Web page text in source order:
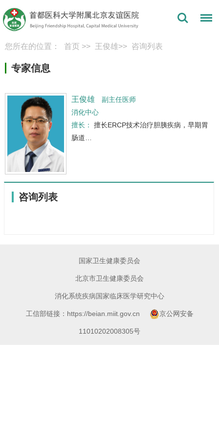
您所在的位置： 首页 >> 王俊雄>> 咨询列表
专家信息
王俊雄
副主任医师
消化中心
擅长：
擅长ERCP技术治疗胆胰疾病，早期胃
肠道…
咨询列表
国家卫生健康委员会
北京市卫生健康委员会
消化系统疾病国家临床医学研究中心
工信部链接：https://beian.miit.gov.cn 京公网安备
11010202008305号